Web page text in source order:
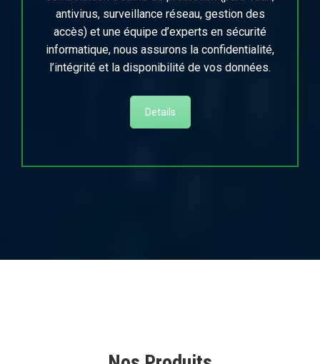
antivirus, surveillance réseau, gestion des
accès) et une équipe d’experts en sécurité
informatique, nous assurons la confidentialité,
l’intégrité et la disponibilité de vos données.
Details